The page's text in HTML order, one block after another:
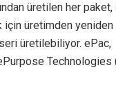
üretilen her
için üretimden yeniden
üretilebiliyor. ePac,
Technologies